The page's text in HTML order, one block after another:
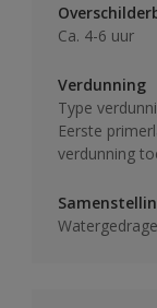
Ca. 4-6 uur
Verdunning
Type
Eerste
verdunning